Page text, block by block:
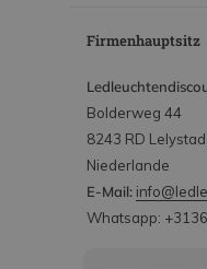
Firmenhauptsitz
Bolderweg 44
8243 RD Lelystad
Niederlande
E-Mail:
Whatsapp: